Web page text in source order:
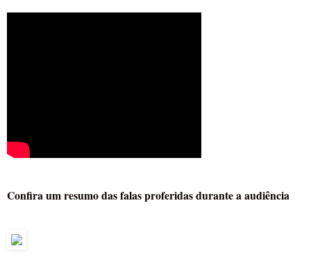
Confira um resumo das falas proferidas durante a audiência